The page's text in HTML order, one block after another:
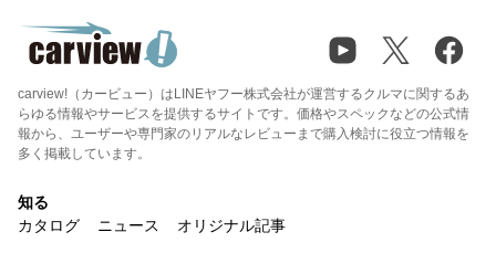
carview!（カービュー）はLINEヤフー株式会社が運営するクルマに関するあ
らゆる情報やサービスを提供するサイトです。価格やスペックなどの公式情
報から、ユーザーや専門家のリアルなレビューまで購入検討に役立つ情報を
多く掲載しています。
知る
カタログ
ニュース オリジナル記事